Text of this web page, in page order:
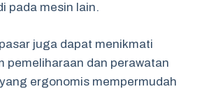
pada mesin lain.
juga dapat menikmati
pemeliharaan dan perawatan
ergonomis mempermudah